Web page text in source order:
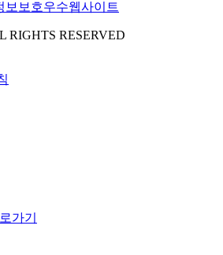
RIGHTS RESERVED
가기